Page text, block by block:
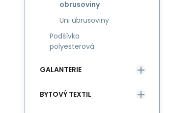
obrusoviny
Uni ubrusoviny
Podšívka
polyesterová
GALANTERIE
BYTOVÝ TEXTIL